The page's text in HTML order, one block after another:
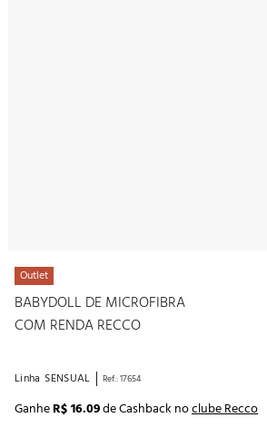
Outlet
BABYDOLL DE MICROFIBRA
COM RENDA RECCO
Linha SENSUAL Ref.:17654
GanheR$ 16.09de Cashback noclube Recco